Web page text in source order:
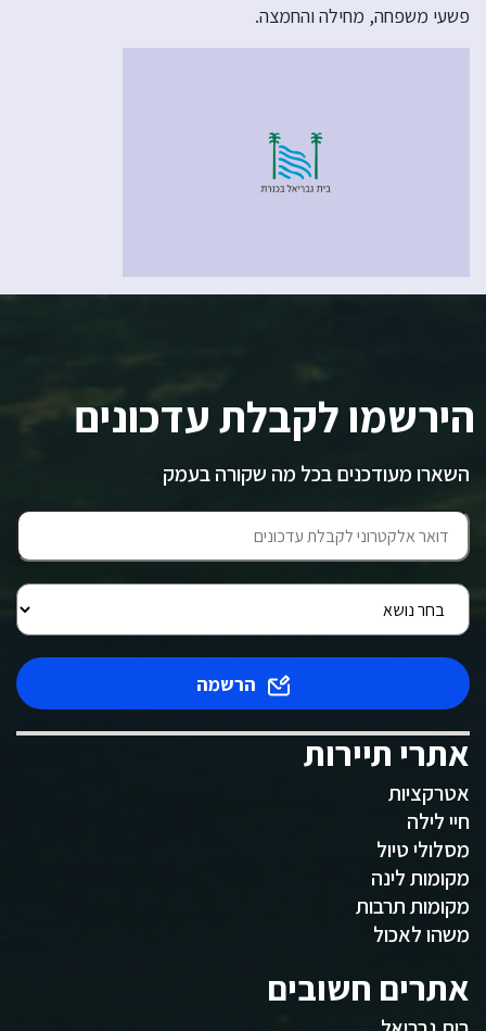
פשעי משפחה, מחילה והחמצה.
הירשמו לקבלת עדכונים
השארו מעודכנים בכל מה שקורה בעמק
הרשמה
אתרי תיירות
אטרקציות
חיי לילה
מסלולי טיול
מקומות לינה
מקומות תרבות
משהו לאכול
אתרים חשובים